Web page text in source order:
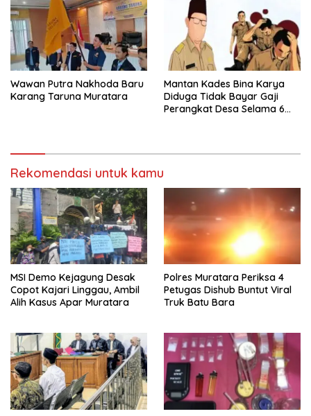
Wawan Putra Nakhoda Baru
Karang Taruna Muratara
Mantan Kades Bina Karya
Diduga Tidak Bayar Gaji
Perangkat Desa Selama 6
Rekomendasi untuk kamu
MSI Demo Kejagung Desak
Copot Kajari Linggau, Ambil
Alih Kasus Apar Muratara
Polres Muratara Periksa 4
Petugas Dishub Buntut Viral
Truk Batu Bara